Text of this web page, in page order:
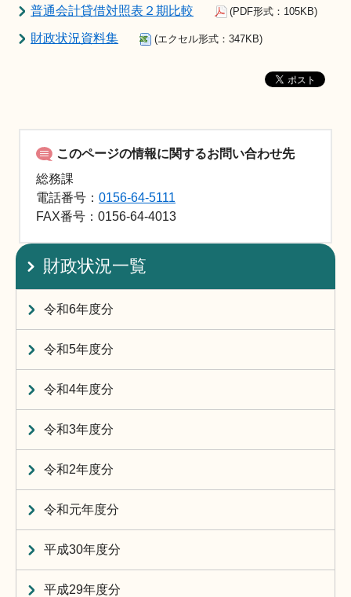
普通会計貸借対照表２期比較 (PDF形式：105KB)
財政状況資料集 (エクセル形式：347KB)
このページの情報に関するお問い合わせ先
総務課
電話番号：0156-64-5111
FAX番号：0156-64-4013
財政状況一覧
令和6年度分
令和5年度分
令和4年度分
令和3年度分
令和2年度分
令和元年度分
平成30年度分
平成29年度分